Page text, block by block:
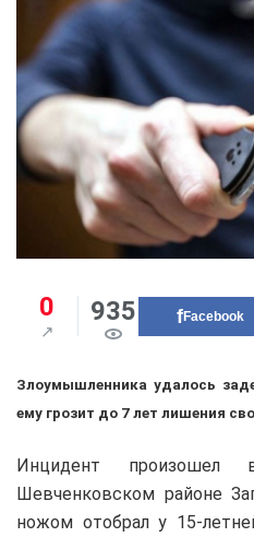
0 935 Facebook
Злоумышленника удалось
ему грозит до 7 лет лишения
Инцидент
Шевченковском районе
ножом отобрал у 15-